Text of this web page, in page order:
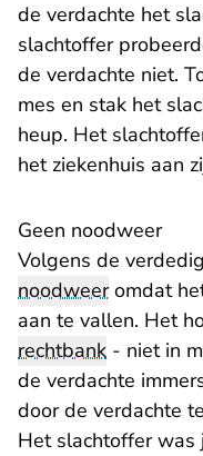
de verdachte het
slachtoffer
de verdachte niet.
mes en stak het
heup. Het
het ziekenhuis aan
Geen noodweer
Volgens de
noodweeromdat
aan te vallen. Het
rechtbank - niet in
de verdachte
door de verdachte
Het slachtoffer